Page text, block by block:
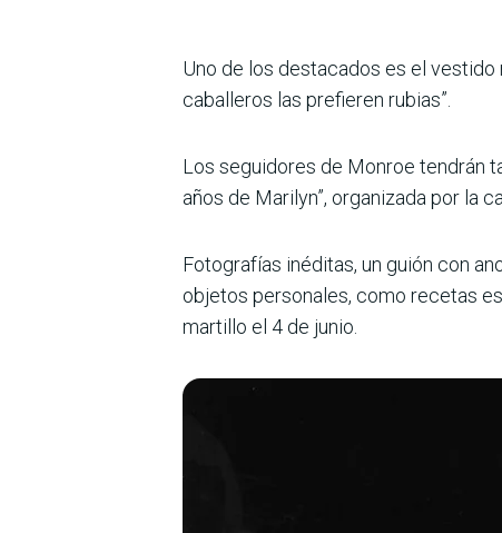
Uno de los destacados es el vestido
caballeros las prefieren rubias”.
Los seguidores de Monroe tendrán
años de Marilyn”, organizada por la
Fotografías inéditas, un guión con
objetos personales, como recetas
martillo el 4 de junio.